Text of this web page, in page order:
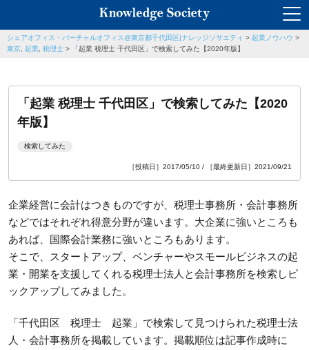
シェアオフィス・バーチャルオフィス@東京都千代田区|ナレッジソサエティ > 起業ノウハウ >
東京
起業 税理士 > 「起業 税理士 千代田区」で検索してみた【2020年版】
「起業 税理士 千代田区」で検索してみた【2020
年版】
検索してみた
［投稿日］2017/05/10 / ［最終更新日］2021/09/21
企業経営に会計はつきものですが、税理士事務所・会計事務所
などではそれぞれ得意分野が違います。大企業に強いところも
あれば、国際会計業務に強いところもあります。
そこで、スタートアップ、ベンチャーやスモールビジネスの起
業・開業を支援してくれる税理士法人と会計事務所を検索しピ
ックアップしてみました。
「千代田区 税理士 起業」で検索して見つけられた税理士法
人・会計事務所を掲載しています。掲載順位は記事作成時に